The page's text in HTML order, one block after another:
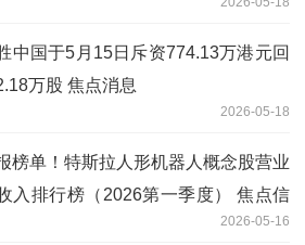
中国于5月15日斥资774.13万港元回
万股 焦点消息
2026-05-18
榜单！特斯拉人形机器人概念股营业
入排行榜（2026第一季度） 焦点信
2026-05-16